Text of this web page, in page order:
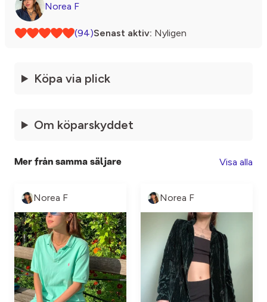
Norea F
(94)Senast aktiv: Nyligen
Köpa via plick
Om köparskyddet
Mer från samma säljare Visa alla
Norea F Norea F